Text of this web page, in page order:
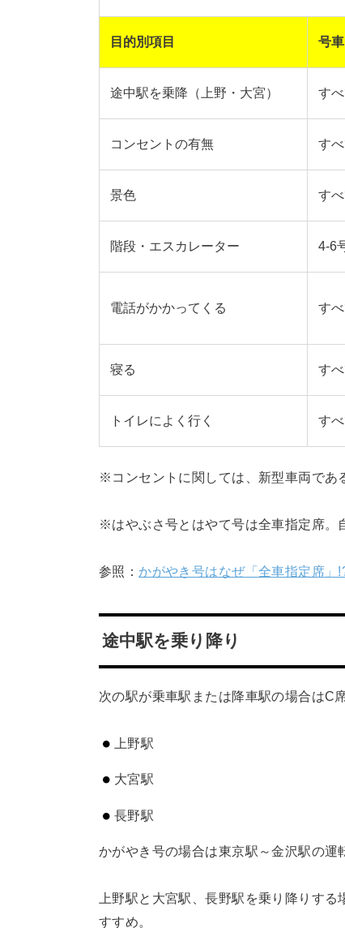
目的別項目 号車
途中駅を乗降（上野・大宮） す
コンセントの有無 す
景色 す
階段・エスカレーター 4-6
電話がかかってくる す
寝る す
トイレによく行く す
※コンセントに関しては、新型車両であ
※はやぶさ号とはやて号は全車指定席。
参照：かがやき号はなぜ「全車指定席」
途中駅を乗り降り
次の駅が乗車駅または降車駅の場合はC
上野駅
大宮駅
長野駅
かがやき号の場合は東京駅～金沢駅の運
上野駅と大宮駅、長野駅を乗り降りす
すすめ。